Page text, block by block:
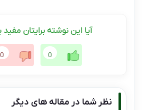
آیا این نوشته برایتان مفید
0
0
نظر شما در مقاله های دیگر